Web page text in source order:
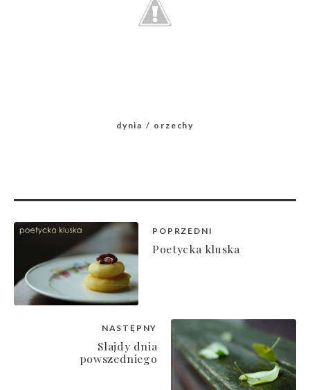
dynia orzechy
POPRZEDNI
Poetycka kluska
NASTĘPNY
Slajdy dnia
powszedniego